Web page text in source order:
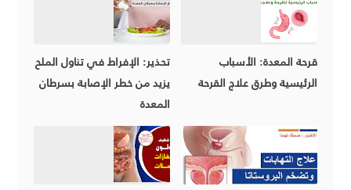
تحذير: الإفراط في تناول الملح
يزيد من خطر الإصابة بسرطان
المعدة
قرحة المعدة: الأسباب
الرئيسية وطرق علاج القرحة